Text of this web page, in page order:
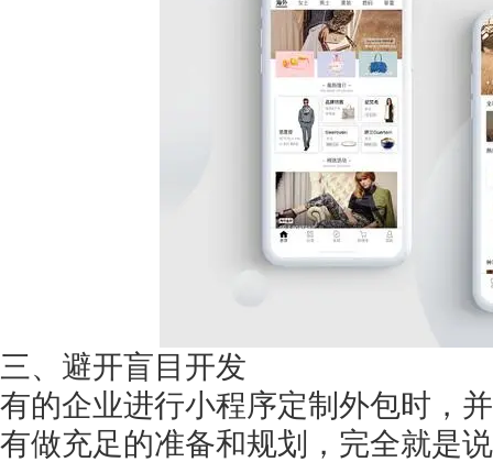
三、避开盲目开发
有的企业进行小程序定制外包时，
有做充足的准备和规划，完全就是